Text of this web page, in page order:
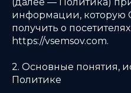
информации, которую
получить о
https://vsemsov.com.
2. Основные понятия,
Политике